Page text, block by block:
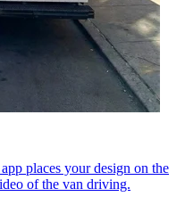
places your design on the
of the van driving.